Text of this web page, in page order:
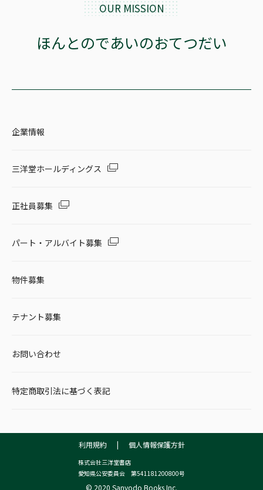
OUR MISSION
ほんとのであいのおてつだい
企業情報
三洋堂ホールディングス
正社員募集
パート・アルバイト募集
物件募集
テナント募集
お問い合わせ
特定商取引法に基づく表記
利用規約 | 個人情報保護方針
株式会社三洋堂書店
愛知県公安委員会 第541181200800号
© 2020 Sanyodo Books Inc.